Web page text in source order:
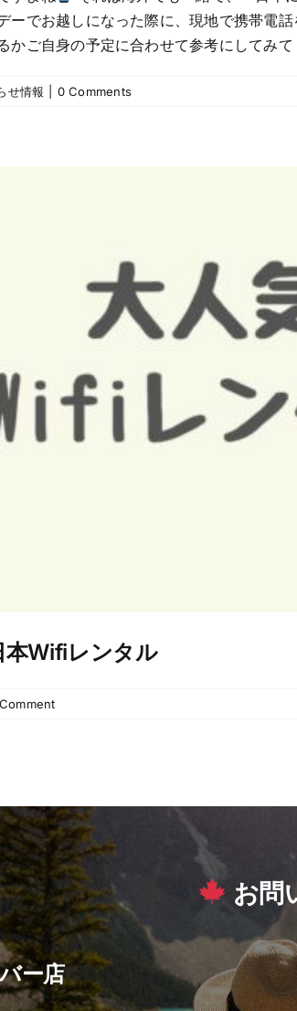
ーでお越しになった際に、現地で携帯電
かご自身の予定に合わせて参考にしてみて
せ情報 0 Comments
本Wifiレンタル
お問
ー店